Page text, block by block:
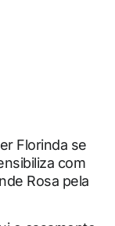
Florinda se
com
Rosa pela